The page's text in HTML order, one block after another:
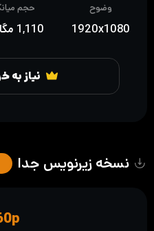
نیاز به
وضوح
1920x1080
حجم
1,110 مگابایت
نسخه زیرنویس جدا